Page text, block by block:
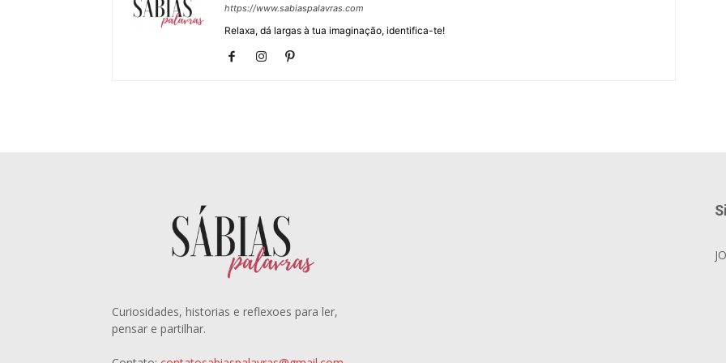
https://www.sabiaspalavras.com
Relaxa, dá largas à tua imaginação, identifica-te!
Curiosidades, historias e reflexoes para ler,
pensar e partilhar.